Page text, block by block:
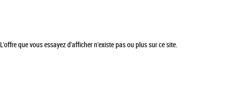
L'offre que vous essayez d'afficher n'existe pas ou plus sur ce site.